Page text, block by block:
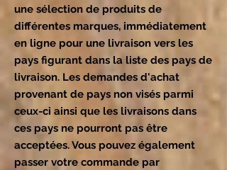
une sélection de produits de
différentes marques, immédiatement
en ligne pour une livraison vers les
pays figurant dans la liste des pays de
livraison. Les demandes d'achat
provenant de pays non visés parmi
ceux-ci ainsi que les livraisons dans
ces pays ne pourront pas être
acceptées. Vous pouvez également
passer votre commande par